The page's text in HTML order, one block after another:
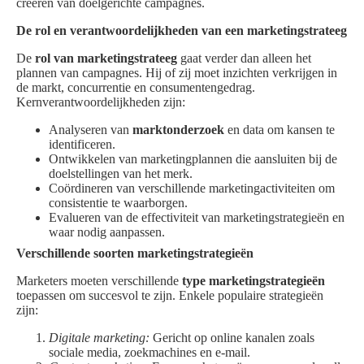
creëren van doelgerichte campagnes.
De rol en verantwoordelijkheden van een marketingstrateeg
De rol van marketingstrateeg gaat verder dan alleen het
plannen van campagnes. Hij of zij moet inzichten verkrijgen in
de markt, concurrentie en consumentengedrag.
Kernverantwoordelijkheden zijn:
Analyseren van marktonderzoek en data om kansen te
identificeren.
Ontwikkelen van marketingplannen die aansluiten bij de
doelstellingen van het merk.
Coördineren van verschillende marketingactiviteiten om
consistentie te waarborgen.
Evalueren van de effectiviteit van marketingstrategieën en
waar nodig aanpassen.
Verschillende soorten marketingstrategieën
Marketers moeten verschillende type marketingstrategieën
toepassen om succesvol te zijn. Enkele populaire strategieën
zijn:
Digitale marketing: Gericht op online kanalen zoals
sociale media, zoekmachines en e-mail.